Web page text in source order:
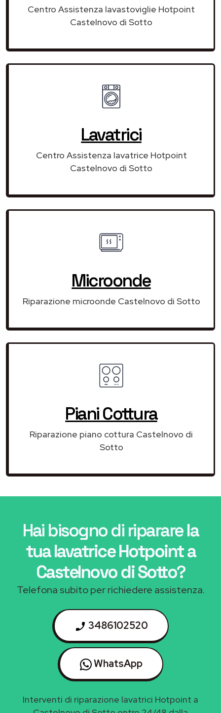
Centro Assistenza lavastoviglie Hotpoint
Castelnovo di Sotto
Lavatrici
Centro Assistenza lavatrice Hotpoint
Castelnovo di Sotto
Microonde
Riparazione microonde Castelnovo di Sotto
Piani Cottura
Riparazione piano cottura Castelnovo di
Sotto
Hai bisogno di ripararela
tua lavatrice Hotpoint a
Castelnovo di Sotto?
Telefona subito per richiedere assistenza.
3486102520
WhatsApp
Interventi di riparazione lavatrici Hotpoint a